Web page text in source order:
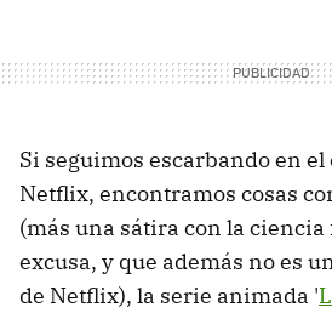
Si seguimos escarbando en el
Netflix, encontramos cosas
(más una sátira con la
excusa, y que además no es
de Netflix), la serie animada '